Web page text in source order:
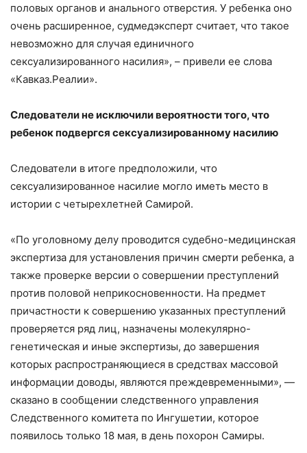
половых органов и анального отверстия. У ребенка оно
очень расширенное, судмедэксперт считает, что такое
невозможно для случая единичного
сексуализированного насилия», – привели ее слова
«Кавказ.Реалии».
Следователи не исключили вероятности того, что
ребенок подвергся сексуализированному насилию
Следователи в итоге предположили, что
сексуализированное насилие могло иметь место в
истории с четырехлетней Самирой.
«По уголовному делу проводится судебно-медицинская
экспертиза для установления причин смерти ребенка, а
также проверке версии о совершении преступлений
против половой неприкосновенности. На предмет
причастности к совершению указанных преступлений
проверяется ряд лиц, назначены молекулярно-
генетическая и иные экспертизы, до завершения
которых распространяющиеся в средствах массовой
информации доводы, являются преждевременными», —
сказано в сообщении следственного управления
Следственного комитета по Ингушетии, которое
появилось только 18 мая, в день похорон Самиры.